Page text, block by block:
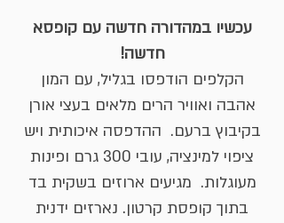
עכשיו במהדורה חדשה עם קופסא
חדשה!
הקלפים הודפסו בגליל, עם המון
אהבה ואוויר הרים מלאים בעצי אורן
בקיבוץ ברעם. ההדפסה איכותית ויש
ציפוי למינציה, עובי 300 גרם ופינות
מעוגלות. מגיעים ארוזים בשקית בד
בתוך קופסת קרטון. נארזים ידנית